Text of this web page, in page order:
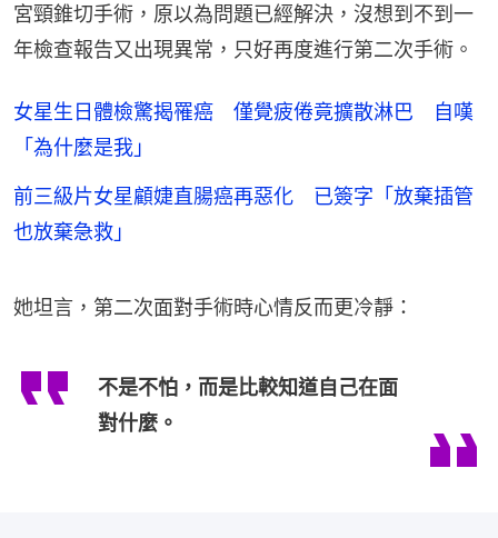
宮頸錐切手術，原以為問題已經解決，沒想到不到一
年檢查報告又出現異常，只好再度進行第二次手術。
女星生日體檢驚揭罹癌 僅覺疲倦竟擴散淋巴 自嘆
「為什麼是我」
前三級片女星顧婕直腸癌再惡化 已簽字「放棄插管
也放棄急救」
她坦言，第二次面對手術時心情反而更冷靜：
不是不怕，而是比較知道自己在面
對什麼。